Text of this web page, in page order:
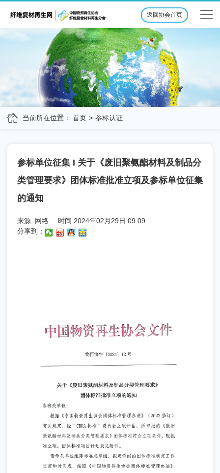
返回协会首页
当前所在位置： 首页 参标认证
参标单位征集 I 关于《废旧聚氨酯材料及制品分
类管理要求》团体标准批准立项及参标单位征集
的通知
来源: 网络
时间:2024年02月29日 09:09
分享到：